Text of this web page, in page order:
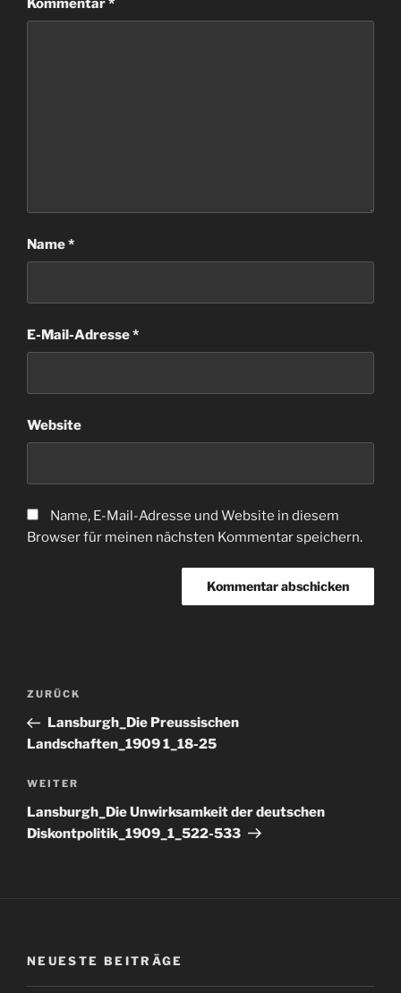
Name*
E-Mail-Adresse*
Website
Name, E-Mail-Adresse und Website in diesem
Browser für meinen nächsten Kommentar speichern.
Beitragsnavigation
Vorheriger
Beitrag
ZURÜCK
Lansburgh_Die Preussischen
Landschaften_1909 1_18-25
Nächster
Beitrag
WEITER
Lansburgh_Die Unwirksamkeit der deutschen
Diskontpolitik_1909_1_522-533
NEUESTE BEITRÄGE